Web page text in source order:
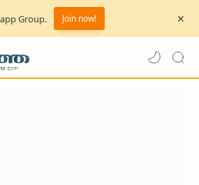
Group. Join now!